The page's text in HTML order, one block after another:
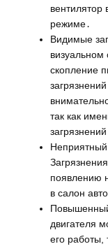
вентилятор
режиме․
Видимые
визуальном
скопление
так как
Неприятный
появлению
в салон
двигателя
его работы,